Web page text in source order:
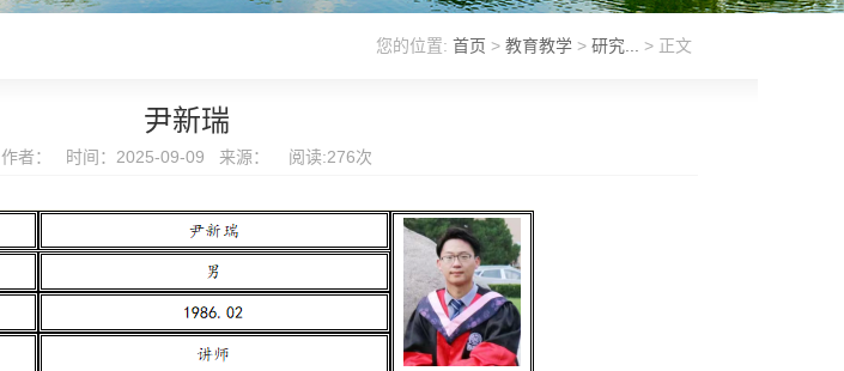
您的位置: 首页 > 教育教学 > 研究... > 正文
尹新瑞
作者： 时间：2025-09-09 来源： 阅读:276次